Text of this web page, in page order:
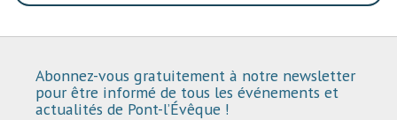
Abonnez-vous gratuitement à notre newsletter
pour être informé de tous les événements et
actualités de Pont-l’Évêque !